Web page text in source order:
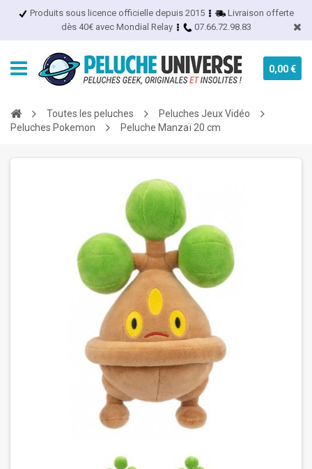
Produits sous licence officielle depuis 2015
Livraison offerte
dès 40€ avec Mondial Relay
07.66.72.98.83
0,00 €
Toutes les peluches
Peluches Jeux Vidéo
Peluches Pokemon
Peluche Manzaï 20 cm